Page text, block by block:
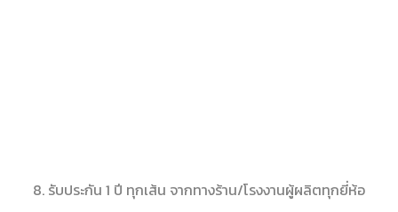
8. รับประกัน 1 ปี ทุกเส้น จากทางร้าน/โรงงานผู้ผลิตทุกยี่ห้อ